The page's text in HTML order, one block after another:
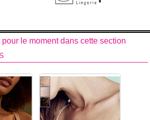
La somptuosité graphique
cette lingerie ultra féminine.
Un sublime travail de
broderies délicates et
décoratives.Délicate et
somptueuse broderie sur
tulle.
Découvrez tous les
pour le moment dans cette section